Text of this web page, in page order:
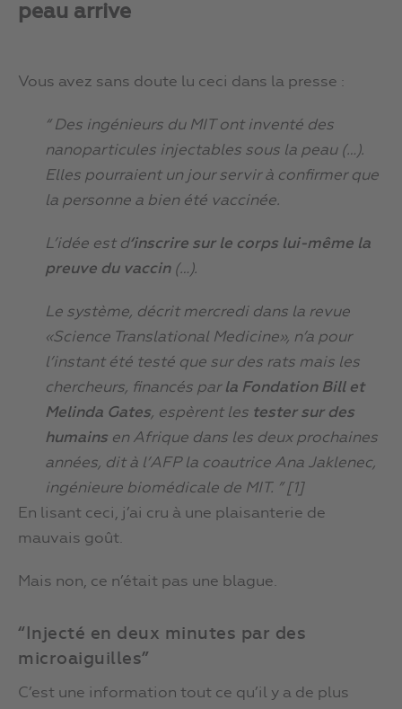
peau arrive
Vous avez sans doute lu ceci dans la presse :
“ Des ingénieurs du MIT ont inventé des
nanoparticules injectables sous la peau (…).
Elles pourraient un jour servir à confirmer que
la personne a bien été vaccinée.
L’idée est d‘inscrire sur le corps lui-même la
preuve du vaccin(…).
Le système, décrit mercredi dans la revue
«Science Translational Medicine», n’a pour
l’instant été testé que sur des rats mais les
chercheurs, financés par la Fondation Bill et
Melinda Gates, espèrent les tester sur des
humains en Afrique dans les deux prochaines
années, dit à l’AFP la coautrice Ana Jaklenec,
ingénieure biomédicale de MIT. ” [1]
En lisant ceci, j’ai cru à une plaisanterie de
mauvais goût.
Mais non, ce n’était pas une blague.
“Injecté en deux minutes par des
microaiguilles”
C’est une information tout ce qu’il y a de plus